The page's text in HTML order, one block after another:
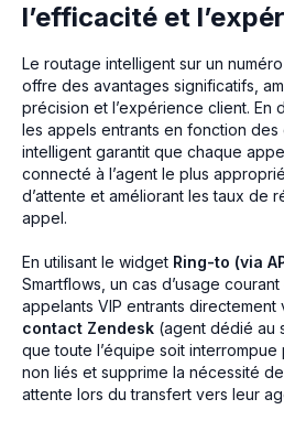
l’efficacité et
Le routage intelligent sur un
offre des avantages significatifs,
précision et l’expérience client. En
les appels entrants en fonction
intelligent garantit que chaque
connecté à l’agent le plus
d’attente et améliorant les taux de
appel.
En utilisant le widget Ring-to (via
Smartflows, un cas d’usage
appelants VIP entrants directement
contact Zendesk (agent dédié au
que toute l’équipe soit
non liés et supprime la nécessité
attente lors du transfert vers leur